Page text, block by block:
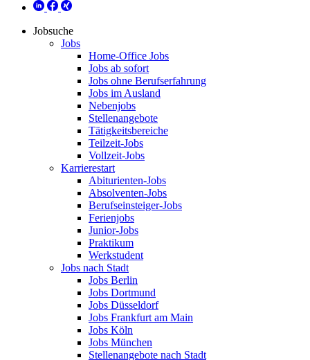
Jobsuche
Jobs
Home-Office Jobs
Jobs ab sofort
Jobs ohne Berufserfahrung
Jobs im Ausland
Nebenjobs
Stellenangebote
Tätigkeitsbereiche
Teilzeit-Jobs
Vollzeit-Jobs
Karrierestart
Abiturienten-Jobs
Absolventen-Jobs
Berufseinsteiger-Jobs
Ferienjobs
Junior-Jobs
Praktikum
Werkstudent
Jobs nach Stadt
Jobs Berlin
Jobs Dortmund
Jobs Düsseldorf
Jobs Frankfurt am Main
Jobs Köln
Jobs München
Stellenangebote nach Stadt